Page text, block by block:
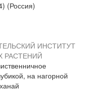
(Россия)
ИНСТИТУТ
РАСТЕНИЙ
на нагорной